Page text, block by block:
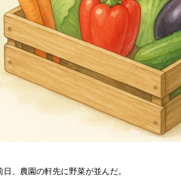
日、農園の軒先に野菜が並んだ。
2026年8月22日
里山 time trip ～にした